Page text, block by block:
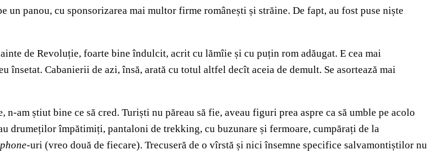
panou, cu sponsorizarea mai multor firme românești și străine. De fapt, au fost puse niște
de Revoluție, foarte bine îndulcit, acrit cu lămîie și cu puțin rom adăugat. E cea mai
Cabanierii de azi, însă, arată cu totul altfel decît aceia de demult. Se asortează mai
am știut bine ce să cred. Turiști nu păreau să fie, aveau figuri prea aspre ca să umble pe acolo
drumeților împătimiți, pantaloni de trekking, cu buzunare și fermoare, cumpărați de la
-uri (vreo două de fiecare). Trecuseră de o vîrstă și nici însemne specifice salvamontiștilor nu